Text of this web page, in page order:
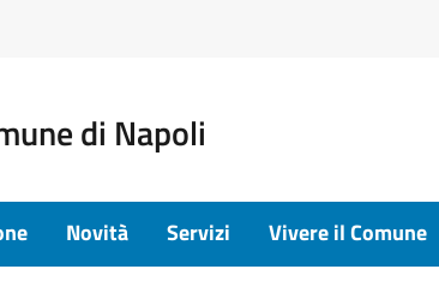
di Napoli
Novità Servizi Vivere il Comune